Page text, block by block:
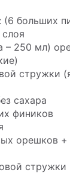
(6 больших
– 250 мл)
стружки
сахара
фиников
орешков +
стружки